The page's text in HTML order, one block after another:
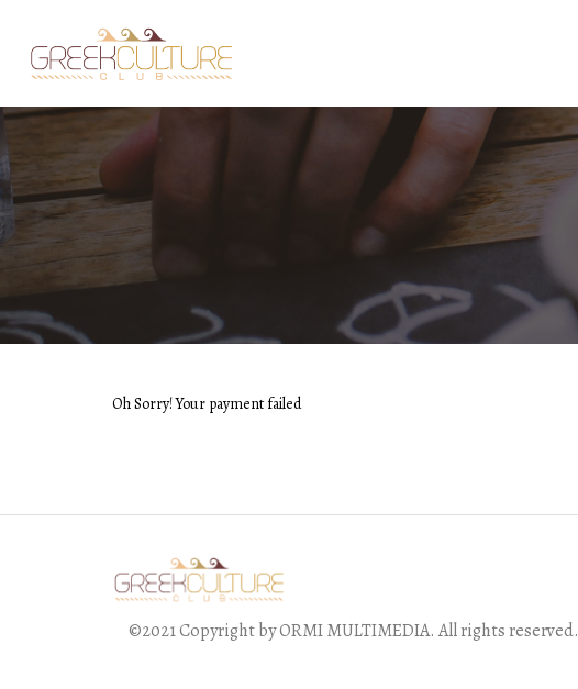
Oh Sorry! Your payment failed
©2021 Copyright by ORMI MULTIMEDIA. All rights reserved.